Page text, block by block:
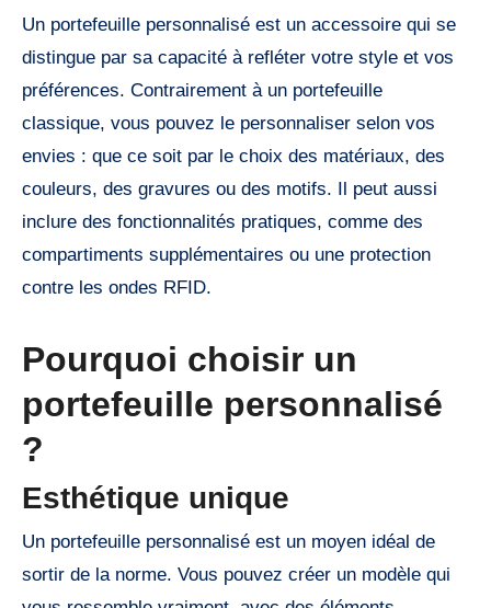
Un portefeuille personnalisé est un accessoire qui se
distingue par sa capacité à refléter votre style et vos
préférences. Contrairement à un portefeuille
classique, vous pouvez le personnaliser selon vos
envies : que ce soit par le choix des matériaux, des
couleurs, des gravures ou des motifs. Il peut aussi
inclure des fonctionnalités pratiques, comme des
compartiments supplémentaires ou une protection
contre les ondes RFID.
Pourquoi choisir un
portefeuille personnalisé
?
Esthétique unique
Un portefeuille personnalisé est un moyen idéal de
sortir de la norme. Vous pouvez créer un modèle qui